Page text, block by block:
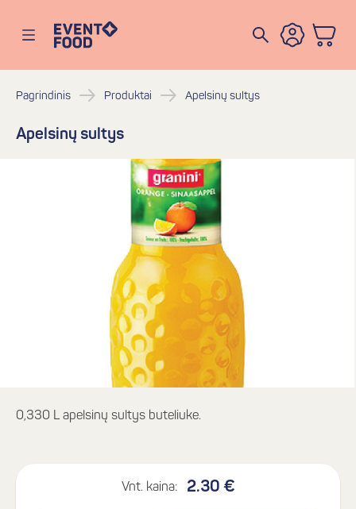
Atidaryti meniu
Eventofood
Pagrindinis Produktai Apelsinų sultys
Apelsinų sultys
0,330 L apelsinų sultys buteliuke.
Vnt. kaina: 2.30 €